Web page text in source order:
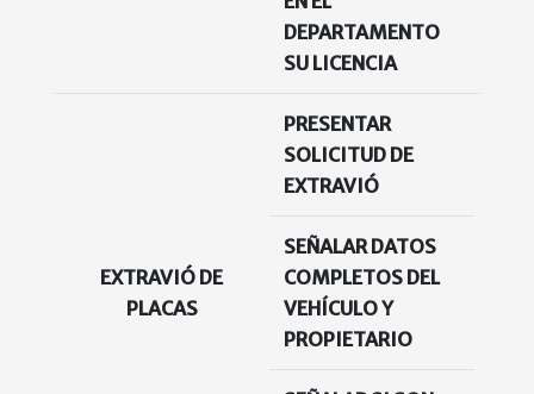
DEPARTAMENTO
SU LICENCIA
EXTRAVIÓ DE
PLACAS
PRESENTAR
SOLICITUD DE
EXTRAVIÓ
SEÑALAR DATOS
COMPLETOS DEL
VEHÍCULO Y
PROPIETARIO